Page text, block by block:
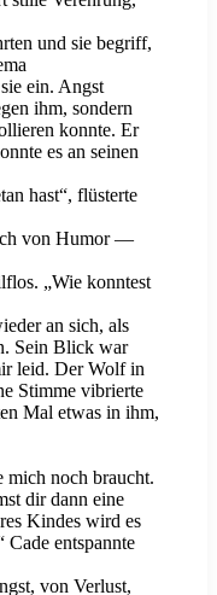
und sie begriff,
ein. Angst
ihm, sondern
konnte. Er
es an seinen
hast“, flüsterte
von Humor —
„Wie konntest
an sich, als
Sein Blick war
leid. Der Wolf in
Stimme vibrierte
Mal etwas in ihm,
mich noch braucht.
dir dann eine
Kindes wird es
Cade entspannte
von Verlust,